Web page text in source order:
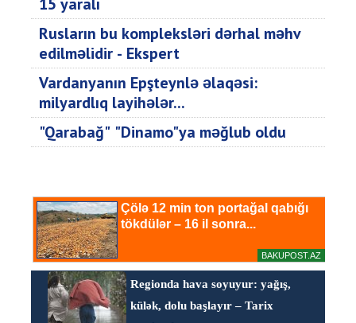
Rusların bu kompleksləri dərhal məhv
edilməlidir - Ekspert
Vardanyanın Epşteynlə əlaqəsi:
milyardlıq layihələr...
"Qarabağ" "Dinamo"ya məğlub oldu